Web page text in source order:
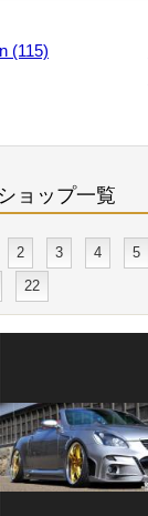
(115)
ショップ一覧
2 3 4 5
22